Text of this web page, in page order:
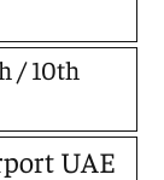
/ 10th
UAE